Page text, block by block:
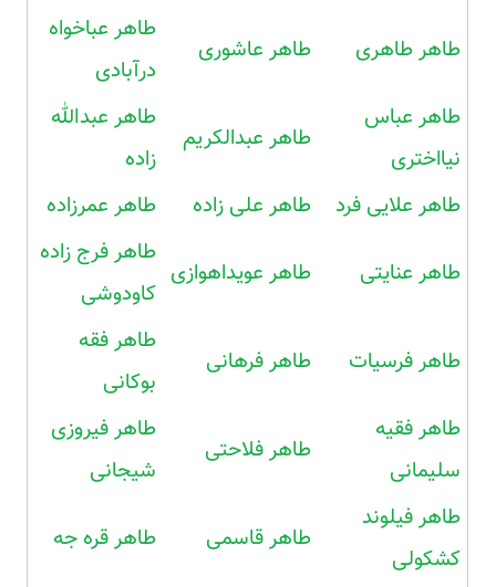
طاهر طاهری طاهر عاشوری
طاهر عباخواه
درآبادی
طاهر عباس
نیااختری
طاهر عبدالکریم
طاهر عبدالله
زاده
طاهر علایی فرد
طاهر علی زاده طاهر عمرزاده
طاهر عنایتی طاهر عویداهوازی
طاهر فرج زاده
کاودوشی
طاهر فرسیات طاهر فرهانی
طاهر فقه
بوکانی
طاهر فقیه
سلیمانی
طاهر فلاحتی
طاهر فیروزی
شیجانی
طاهر فیلوند
کشکولی
طاهر قاسمی طاهر قره جه